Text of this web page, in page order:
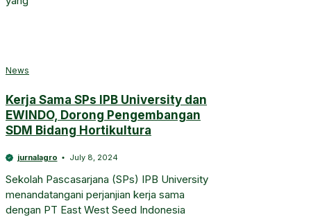
News
Kerja Sama SPs IPB University dan
EWINDO, Dorong Pengembangan
SDM Bidang Hortikultura
jurnalagro July 8, 2024
Sekolah Pascasarjana (SPs) IPB University
menandatangani perjanjian kerja sama
dengan PT East West Seed Indonesia